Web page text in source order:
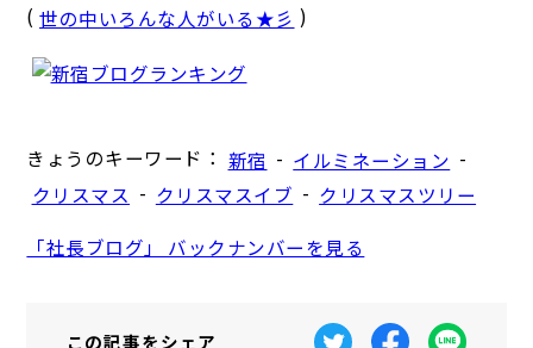
( 世の中いろんな人がいる★彡 )
きょうのキーワード： 新宿 - イルミネーション -
クリスマス - クリスマスイブ - クリスマスツリー
「社長ブログ」 バックナンバーを見る
この記事をシェア